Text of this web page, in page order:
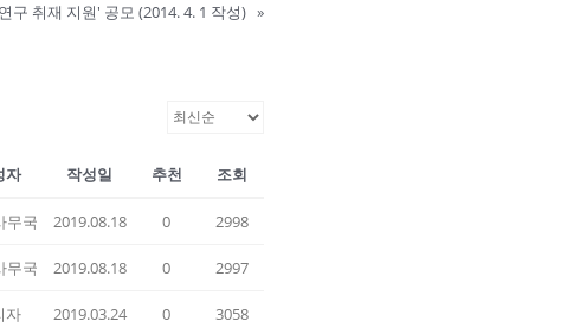
구 취재 지원' 공모 (2014. 4. 1 작성) »
자 작성일 추천 조회
무국 2019.08.18 0 2998
무국 2019.08.18 0 2997
자 2019.03.24 0 3058